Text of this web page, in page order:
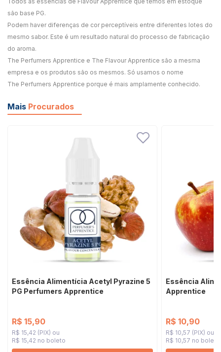
são base PG.
Podem haver diferenças de cor perceptíveis entre diferentes lotes do
mesmo sabor. Este é um resultado natural do processo de fabricação
do aroma.
The Perfumers Apprentice e The Flavour Apprentice são a mesma
empresa e os produtos são os mesmos. Só usamos o nome
The Perfumers Apprentice porque é mais amplamente conhecido.
Mais Procurados
Essência Alimentícia Acetyl Pyrazine 5
PG Perfumers Apprentice
R$ 15,90
R$ 15,42 (PIX)
R$ 15,42 no boleto
Essência
Apprentice
R$ 10,90
R$ 10,57 (PIX)
R$ 10,57 no boleto